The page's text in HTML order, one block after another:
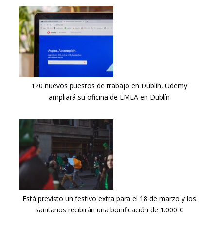
120 nuevos puestos de trabajo en Dublín, Udemy
ampliará su oficina de EMEA en Dublín
Está previsto un festivo extra para el 18 de marzo y los
sanitarios recibirán una bonificación de 1.000 €